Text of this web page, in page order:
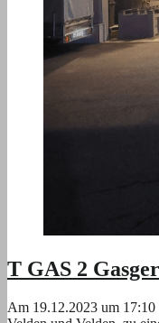
T GAS 2
Am 19.12.2023 um